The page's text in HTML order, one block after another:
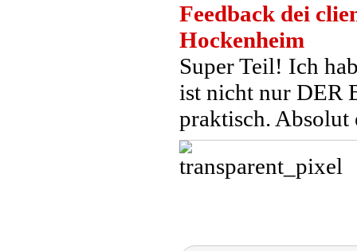
Feedback dei
Hockenheim
Super Teil! Ich
ist nicht nur DER
praktisch.